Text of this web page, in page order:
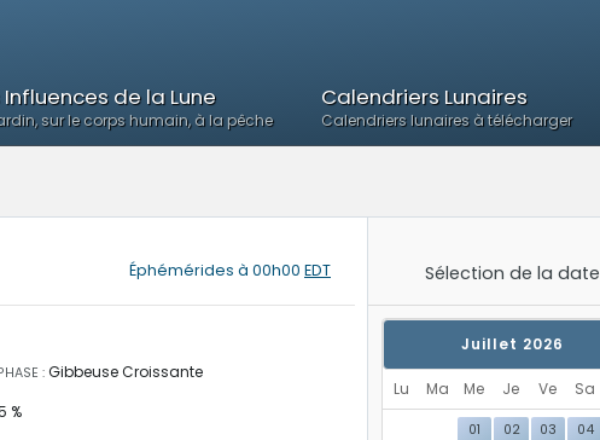
Influences de la Lune
sur le corps humain, à la pêche
Calendriers Lunaires
Calendriers lunaires à télécharger
Éphémérides à 00h00 EDT
:Gibbeuse Croissante
%
Sélection de la date
Juillet 2026
Lu Ma Me Je Ve Sa
01 02 03 04